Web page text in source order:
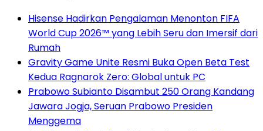
Hisense Hadirkan Pengalaman Menonton FIFA
World Cup 2026™ yang Lebih Seru dan Imersif dari
Rumah
Gravity Game Unite Resmi Buka Open Beta Test
Kedua Ragnarok Zero: Global untuk PC
Prabowo Subianto Disambut 250 Orang Kandang
Jawara Jogja, Seruan Prabowo Presiden
Menggema